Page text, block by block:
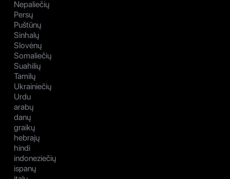
Nepaliečių
Persų
Puštūnų
Sinhalų
Slovėnų
Somaliečių
Suahilių
Tamilų
Ukrainiečių
Urdu
arabų
danų
graikų
hebrajų
hindi
indoneziečių
ispanų